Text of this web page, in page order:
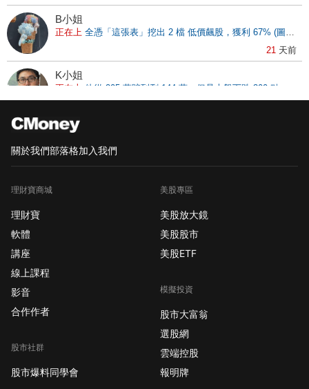
B小姐
正在上 全憑「這張表」挖出 2 檔 低價飆股，獲利 67% (圖文教學)
21 天前
K小姐
正在上
他從 205 萬賠到剩 144 萬，但是大盤下跌 300 點，本金卻回升到 249 萬，原來他 ..
陳小姐
正在上
大盤亮「綠燈」！用阿水心法，5 秒挑出「最會漲」的股票，這 3 檔報酬 166%！
全憑「這張表」挖出 2 檔 低價飆股，獲利 67% (圖文教學)
你以為只多付出 300 元，其實是賠上你的 109 萬！別小看這一點小錢帶給你的傷害...
正在上
大盤亮「綠燈」！用阿水心法，5 秒挑出「最會漲」的股票，這 3 檔報酬 166%！
關於我們部落格加入我們
理財寶商城
理財寶
軟體
講座
線上課程
影音
合作作者
股市社群
股市爆料同學會
美股專區
美股放大鏡
美股股市
美股ETF
模擬投資
股市大富翁
選股網
雲端控股
報明牌